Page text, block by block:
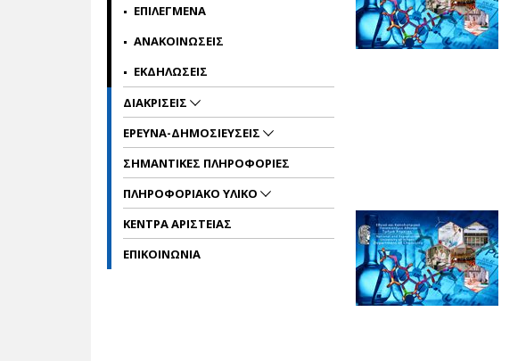
ΕΠΙΛΕΓΜΕΝΑ
ΑΝΑΚΟΙΝΩΣΕΙΣ
ΕΚΔΗΛΩΣΕΙΣ
ΔΙΑΚΡΙΣΕΙΣ
ΕΡΕΥΝΑ-ΔΗΜΟΣΙΕΥΣΕΙΣ
ΣΗΜΑΝΤΙΚΕΣ ΠΛΗΡΟΦΟΡΙΕΣ
ΠΛΗΡΟΦΟΡΙΑΚΟ ΥΛΙΚΟ
ΚΕΝΤΡΑ ΑΡΙΣΤΕΙΑΣ
ΕΠΙΚΟΙΝΩΝΙΑ